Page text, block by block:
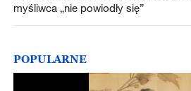
myśliwca „nie powiodły się”
POPULARNE